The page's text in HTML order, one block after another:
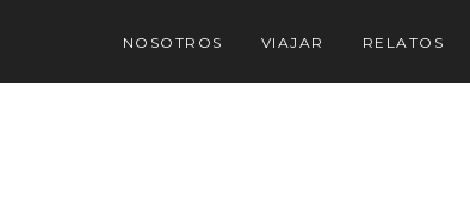
NOSOTROS VIAJAR RELATOS